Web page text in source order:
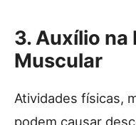
3. Auxílio na
Muscular
Atividades físicas,
podem causar